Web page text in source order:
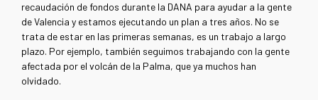
recaudación de fondos durante la DANA para ayudar a la gente
de Valencia y estamos ejecutando un plan a tres años. No se
trata de estar en las primeras semanas, es un trabajo a largo
plazo. Por ejemplo, también seguimos trabajando con la gente
afectada por el volcán de la Palma, que ya muchos han
olvidado.